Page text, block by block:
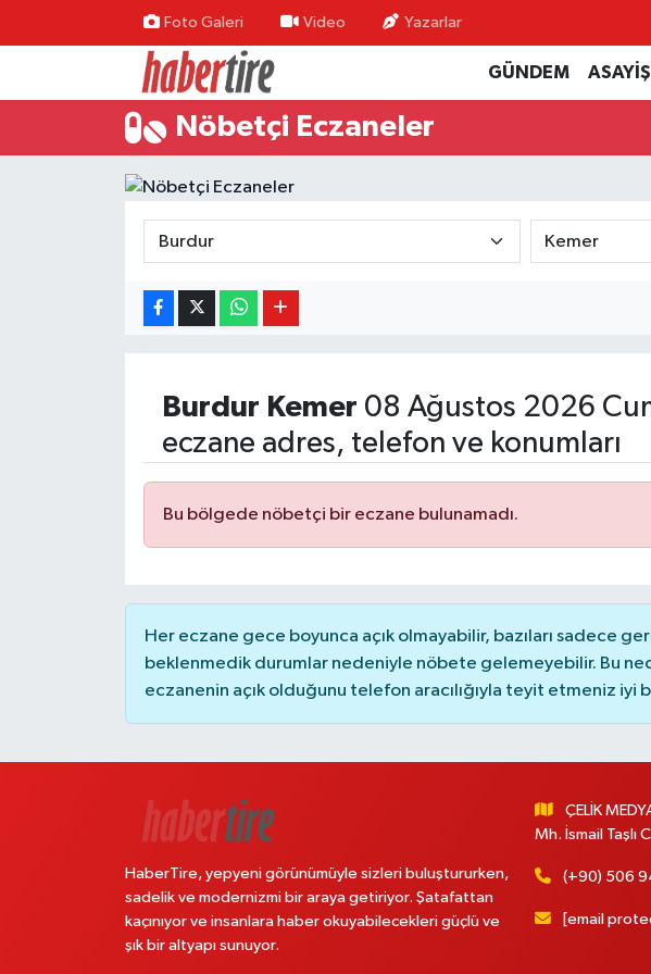
Foto Galeri Video Yazarlar
GÜNDEM ASAYİŞ
Nöbetçi Eczaneler
Burdur Kemer 08 Ağustos 2026
eczane adres, telefon ve konumları
Bu bölgede nöbetçi bir eczane bulunamadı.
Her eczane gece boyunca açık olmayabilir, bazıları sadece
beklenmedik durumlar nedeniyle nöbete gelemeyebilir. Bu
eczanenin açık olduğunu telefon aracılığıyla teyit etmeniz iyi
HaberTire, yepyeni görünümüyle sizleri buluştururken,
sadelik ve modernizmi bir araya getiriyor. Şatafattan
kaçınıyor ve insanlara haber okuyabilecekleri güçlü ve
şık bir altyapı sunuyor.
ÇELİK
Mh. İsmail Taşlı
(+90) 506
[email
Tire Nöbetçi Eczaneler
Tire Hava Durumu
Tire Trafik Yoğunluk Haritası
Süper Lig Puan Durumu ve Fikstür
Tüm Manşetler